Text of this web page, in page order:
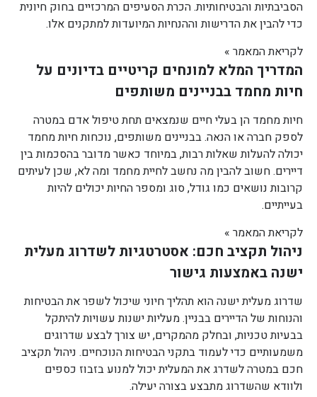
הסביבתיות והבטיחותיות. הכרת הסעיפים המרכזיים בחוק חיונית
כדי להבין את הדרישות וההנחיות המיועדות למתקנים אלו.
לקריאת המאמר »
המדריך המלא למונחים קריטיים בדיונים על
חיות מחמד בבניינים משותפים
חיות מחמד הן בעלי חיים שנמצאים תחת טיפול אדם במטרה
לספק חברה או הנאה. בבניינים משותפים, נוכחות חיות מחמד
יכולה להעלות שאלות רבות, במיוחד כאשר מדובר בהסכמות בין
דיירים. חשוב להבין מה נחשב לחיית מחמד ומה לא, שכן לעיתים
קרובות נושאים כמו גודל, סוג ומספר החיות יכולים להיות
בעייתיים.
לקריאת המאמר »
ניהול תקציב חכם: אסטרטגיות לשדרוג מעלית
ישנה באמצעות גישור
שדרוג מעלית ישנה הוא תהליך חיוני שיכול לשפר את הבטיחות
והנוחות של הדיירים בבניין. מעליות ישנות עשויות להיתקל
בבעיות טכניות, ובחלק מהמקרים, יש צורך לבצע שדרוגים
משמעותיים כדי לעמוד בתקני הבטיחות הנוכחיים. ניהול תקציב
חכם במטרה לשדרג את המעלית יכול למנוע בזבוז כספים
ולוודא שהשדרוג מתבצע בצורה יעילה.